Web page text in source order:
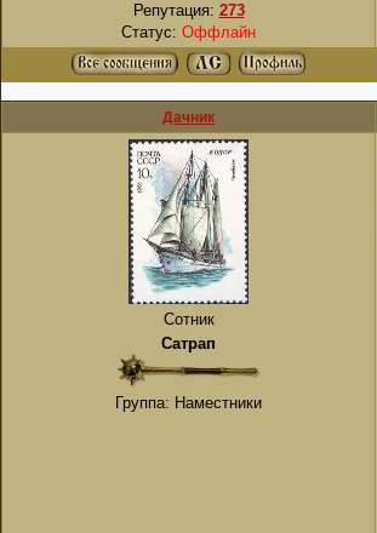
Репутация: 273
Статус: Оффлайн
Дачник
Сотник
Сатрап
Группа: Наместники